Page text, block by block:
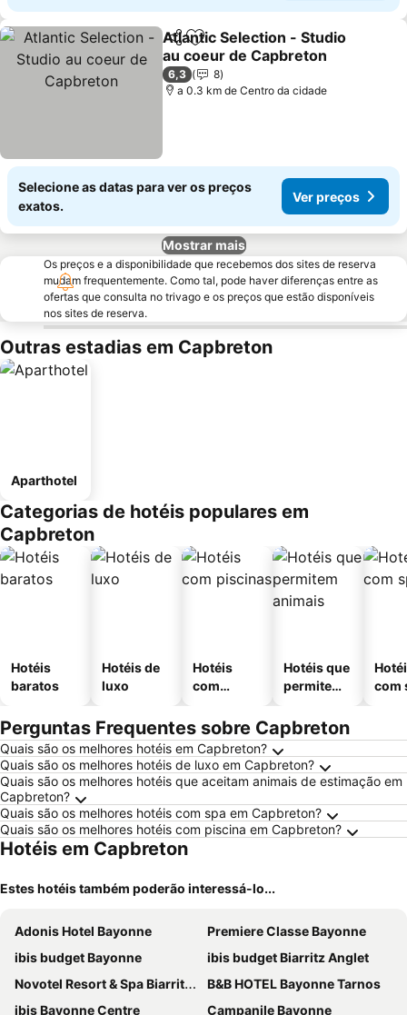
PartilharAdicionar aos favoritos
Atlantic Selection - Studio
au coeur de Capbreton
Ver preços
6,3
8
a 0.3 km de Centro da cidade
Selecione as datas para ver os preços
exatos.
Ver preços
Mostrar mais
Os preços e a disponibilidade que recebemos dos sites de reserva
mudam frequentemente. Como tal, pode haver diferenças entre as
ofertas que consulta no trivago e os preços que estão disponíveis
nos sites de reserva.
Outras estadias em Capbreton
Aparthotel
Categorias de hotéis populares em
Capbreton
Hotéis
baratos
Hotéis de
luxo
Hotéis
com
Hotéis que
permitem
com
Perguntas Frequentes sobre Capbreton
Quais são os melhores hotéis em Capbreton?
Quais são os melhores hotéis de luxo em Capbreton?
Quais são os melhores hotéis que aceitam animais de estimação em
Capbreton?
Quais são os melhores hotéis com spa em Capbreton?
Quais são os melhores hotéis com piscina em Capbreton?
Hotéis em Capbreton
Estes hotéis também poderão interessá-lo...
Adonis Hotel Bayonne
Premiere Classe Bayonne
ibis budget Bayonne
ibis budget Biarritz Anglet
Novotel Resort & Spa Biarritz Anglet
B&B HOTEL Bayonne Tarnos
ibis Bayonne Centre
Campanile Bayonne